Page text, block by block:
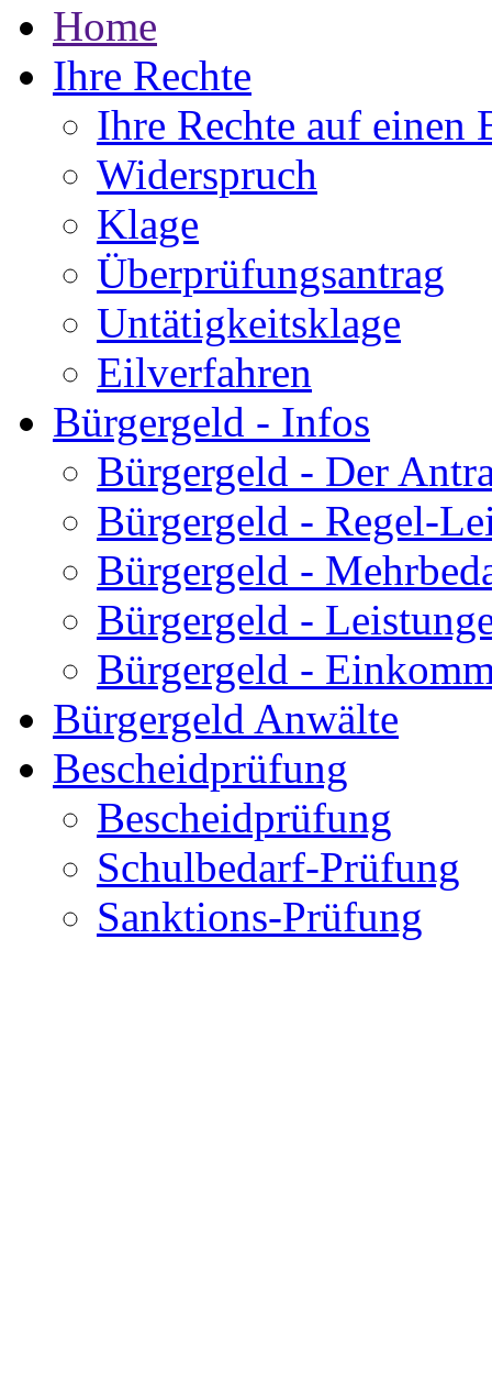
Home
Ihre Rechte
Ihre Rechte auf einen
Widerspruch
Klage
Überprüfungsantrag
Untätigkeitsklage
Eilverfahren
Bürgergeld - Infos
Bürgergeld - Der
Bürgergeld - Regel-
Bürgergeld -
Bürgergeld -
Bürgergeld -
Bürgergeld Anwälte
Bescheidprüfung
Bescheidprüfung
Schulbedarf-Prüfung
Sanktions-Prüfung